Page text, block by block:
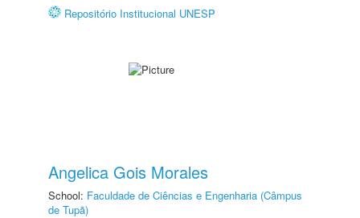
Repositório Institucional UNESP
Angelica Gois Morales
School: Faculdade de Ciências e Engenharia (Câmpus
de Tupã)